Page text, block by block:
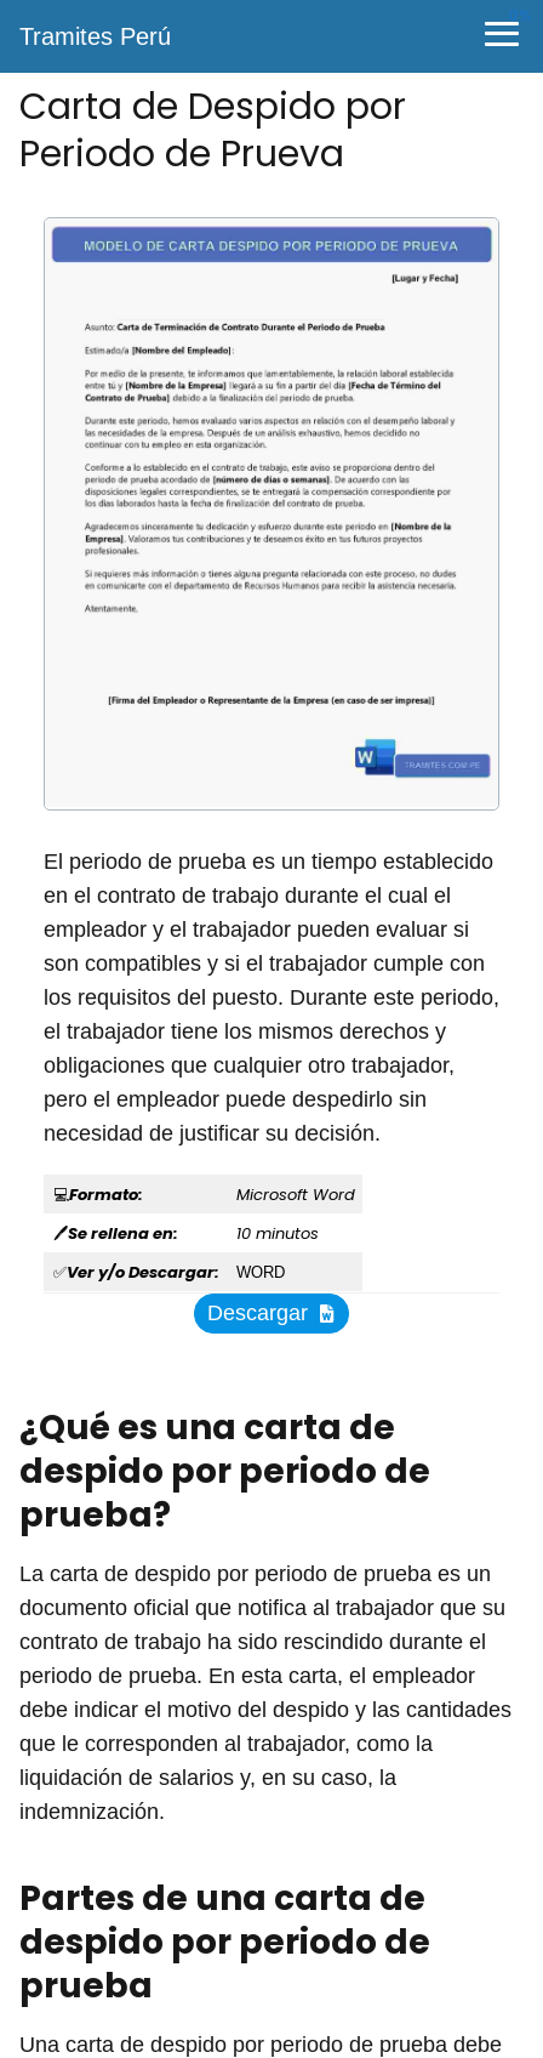
0%
Tramites Perú
Carta de Despido por
Periodo de Prueva
El periodo de prueba es un tiempo establecido
en el contrato de trabajo durante el cual el
empleador y el trabajador pueden evaluar si
son compatibles y si el trabajador cumple con
los requisitos del puesto. Durante este periodo,
el trabajador tiene los mismos derechos y
obligaciones que cualquier otro trabajador,
pero el empleador puede despedirlo sin
necesidad de justificar su decisión.
💻Formato: Microsoft Word
🖊Se rellena en: 10 minutos
✅Ver y/o Descargar: WORD
Descargar
¿Qué es una carta de
despido por periodo de
prueba?
La carta de despido por periodo de prueba es un
documento oficial que notifica al trabajador que su
contrato de trabajo ha sido rescindido durante el
periodo de prueba. En esta carta, el empleador
debe indicar el motivo del despido y las cantidades
que le corresponden al trabajador, como la
liquidación de salarios y, en su caso, la
indemnización.
Partes de una carta de
despido por periodo de
prueba
Una carta de despido por periodo de prueba debe